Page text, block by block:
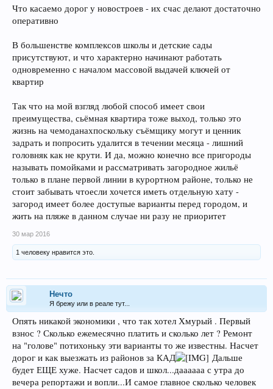
Что касаемо дорог у новостроев - их счас делают достаточно
оперативно
В большенстве комплексов школы и детские сады
присутствуют, и что характерно начинают работать
одновременно с началом массовой выдачей ключей от
квартир
Так что на мой взгляд любой способ имеет свои
преимущества, сьёмная квартира тоже выход, только это
жизнь на чемоданахпоскольку съёмщику могут и ценник
задрать и попросить удалится в течении месяца - лишний
головняк как не крути. И да, можно конечно все пригороды
называть помойками и рассматривать загородное жильё
только в плане первой линии в курортном районе, только не
стоит забывать чтоесли хочется иметь отдельную хату -
загород имеет более доступые варианты перед городом, и
жить на пляже в данном случае ни разу не приоритет
30 мар 2016
1 человеку нравится это.
Нечто
Я брежу или в реале тут...
Опять никакой экономики , что так хотел Хмурый . Первый
взнос ? Сколько ежемесячно платить и сколько лет ? Ремонт
на "голове" потихоньку эти варианты то же известны. Насчет
дорог и как выезжать из районов за КАД
Дальше
будет ЕЩЕ хуже. Насчет садов и школ...даааааа с утра до
вечера репортажи и вопли...И самое главное сколько человек